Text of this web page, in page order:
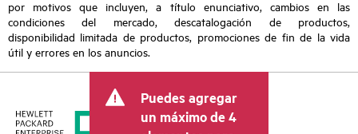
por motivos que incluyen, a título enunciativo, cambios en las
condiciones del mercado, descatalogación de productos,
disponibilidad limitada de productos, promociones de fin de la vida
útil y errores en los anuncios.
Puedes agregar
un máximo de 4